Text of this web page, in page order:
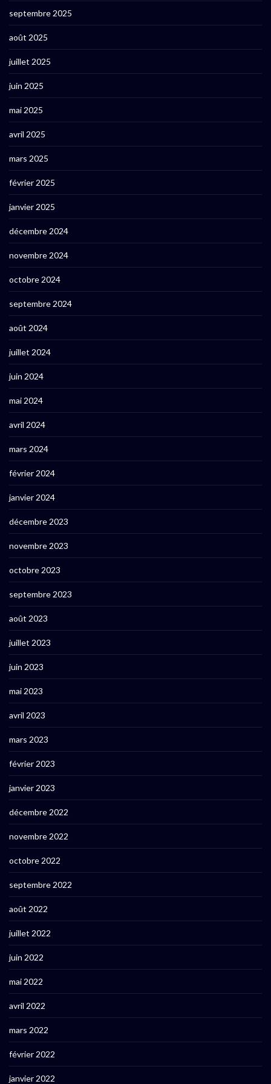
septembre 2025
août 2025
juillet 2025
juin 2025
mai 2025
avril 2025
mars 2025
février 2025
janvier 2025
décembre 2024
novembre 2024
octobre 2024
septembre 2024
août 2024
juillet 2024
juin 2024
mai 2024
avril 2024
mars 2024
février 2024
janvier 2024
décembre 2023
novembre 2023
octobre 2023
septembre 2023
août 2023
juillet 2023
juin 2023
mai 2023
avril 2023
mars 2023
février 2023
janvier 2023
décembre 2022
novembre 2022
octobre 2022
septembre 2022
août 2022
juillet 2022
juin 2022
mai 2022
avril 2022
mars 2022
février 2022
janvier 2022